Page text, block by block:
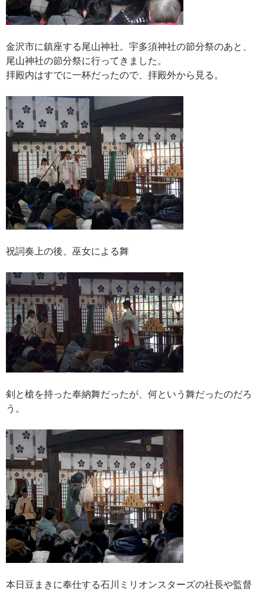
金沢市に鎮座する尾山神社。宇多須神社の節分祭のあと、
尾山神社の節分祭に行ってきました。
拝殿内はすでに一杯だったので、拝殿外から見る。
祝詞奏上の後、巫女による舞
剣と槍を持った奉納舞だったが、何という舞だったのだろ
う。
本日豆まきに奉仕する石川ミリオンスターズの社長や監督